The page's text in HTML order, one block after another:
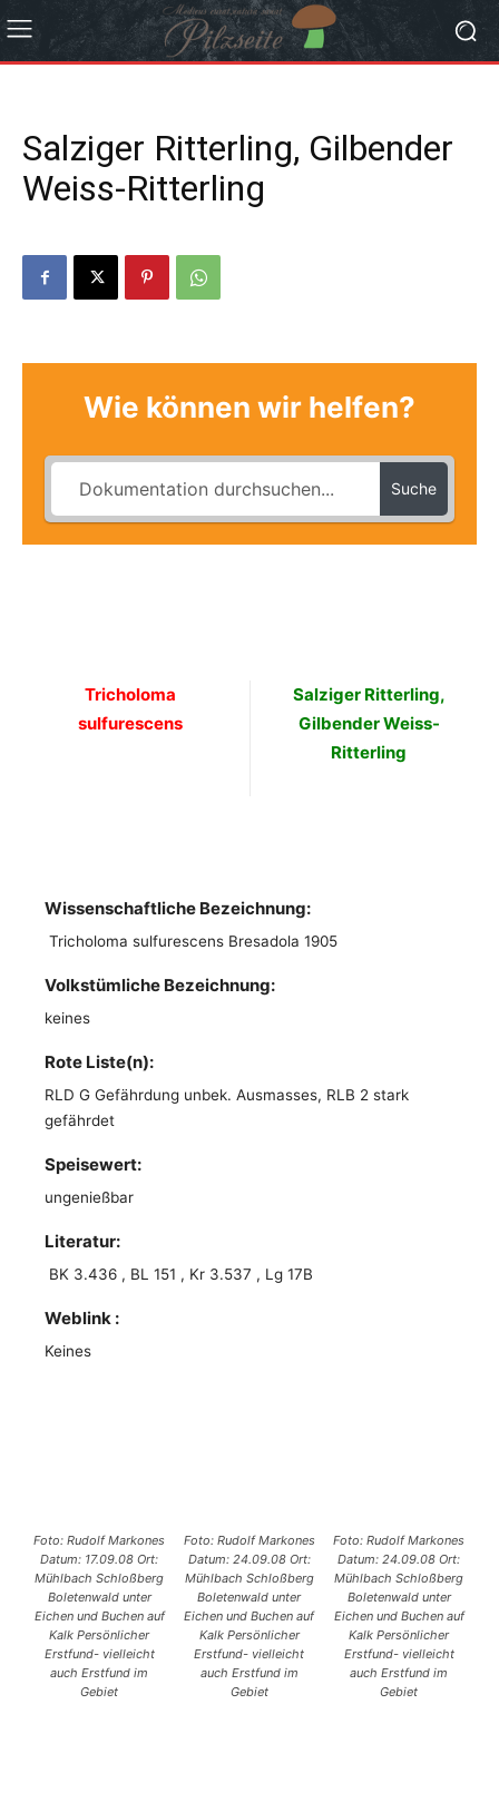
Salziger Ritterling, Gilbender
Weiss-Ritterling
Wie können wir helfen?
Suche
Tricholoma
sulfurescens
Salziger Ritterling,
Gilbender Weiss-
Ritterling
Wissenschaftliche Bezeichnung:
Tricholoma sulfurescens Bresadola 1905
Volkstümliche Bezeichnung:
keines
Rote Liste(n):
RLD G Gefährdung unbek. Ausmasses, RLB 2 stark
gefährdet
Speisewert:
ungenießbar
Literatur:
BK 3.436 , BL 151 , Kr 3.537 , Lg 17B
Weblink :
Keines
Foto: Rudolf Markones
Datum: 17.09.08 Ort:
Mühlbach Schloßberg
Boletenwald unter
Eichen und Buchen auf
Kalk Persönlicher
Erstfund- vielleicht
auch Erstfund im
Gebiet
Foto: Rudolf Markones
Datum: 24.09.08 Ort:
Mühlbach Schloßberg
Boletenwald unter
Eichen und Buchen auf
Kalk Persönlicher
Erstfund- vielleicht
auch Erstfund im
Gebiet
Foto: Rudolf Markones
Datum: 24.09.08 Ort:
Mühlbach Schloßberg
Boletenwald unter
Eichen und Buchen auf
Kalk Persönlicher
Erstfund- vielleicht
auch Erstfund im
Gebiet